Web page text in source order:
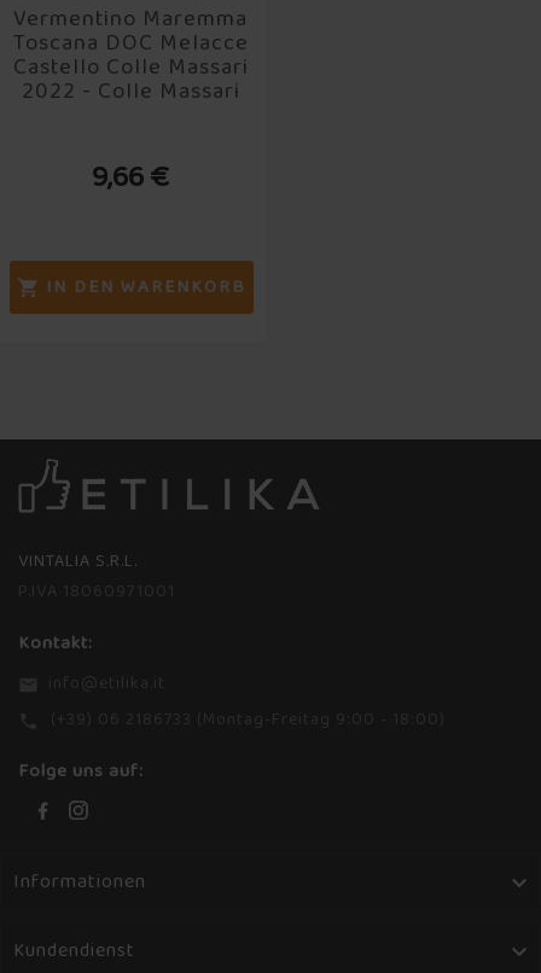
Vermentino Maremma
Toscana DOC Melacce
Castello Colle Massari
2022 - Colle Massari
9,66 €
 IN DEN WARENKORB
VINTALIA S.R.L.
Kontakt:
Folge uns auf:
Informationen 
Kundendienst 